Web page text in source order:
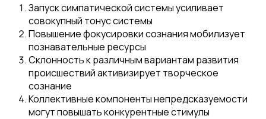
Запуск симпатической системы усиливает
совокупный тонус системы
Повышение фокусировки сознания мобилизует
познавательные ресурсы
Склонность к различным вариантам развития
происшествий активизирует творческое
сознание
Коллективные компоненты непредсказуемости
могут повышать конкурентные стимулы